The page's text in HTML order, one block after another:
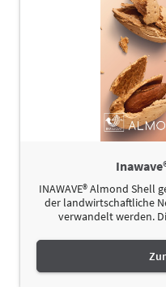
INAWAVE® Almond Shell
der landwirtschaftliche
verwandelt werden.